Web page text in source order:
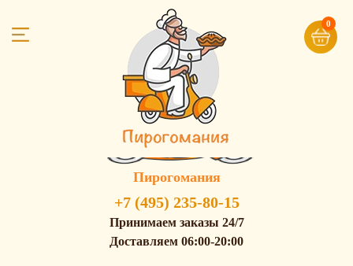
Пирогомания
+7 (495) 235-80-15
Принимаем заказы 24/7
Доставляем 06:00-20:00
0